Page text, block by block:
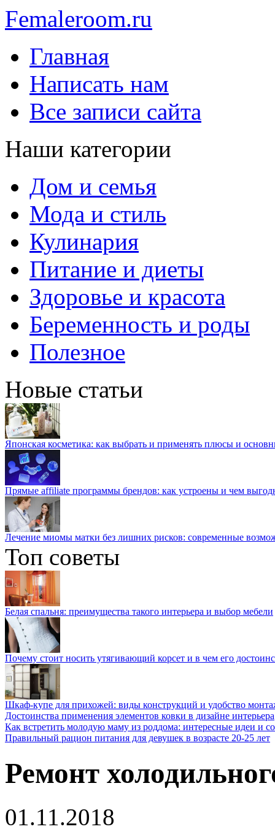
Femaleroom.ru
Главная
Написать нам
Все записи сайта
Наши категории
Дом и семья
Мода и стиль
Кулинария
Питание и диеты
Здоровье и красота
Беременность и роды
Полезное
Новые статьи
Японская косметика: как выбрать и применять плюсы и
Прямые affiliate программы брендов: как устроены и чем
Лечение миомы матки без лишних рисков: современные
Топ советы
Белая спальня: преимущества такого интерьера и выбор мебели
Почему стоит носить утягивающий корсет и в чем его
Шкаф-купе для прихожей: виды конструкций и удобство
Достоинства применения элементов ковки в дизайне интерьера
Как встретить молодую маму из роддома: интересные идеи и
Правильный рацион питания для девушек в возрасте 20-25 лет
Ремонт
01.11.2018